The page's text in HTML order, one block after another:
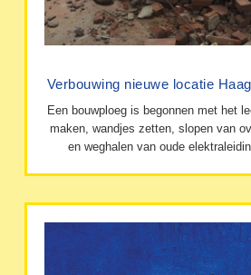
Verbouwing nieuwe locatie
Een bouwploeg is begonnen met het
maken, wandjes zetten, slopen van
en weghalen van oude